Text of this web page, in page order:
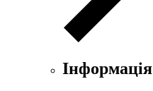
Інформація